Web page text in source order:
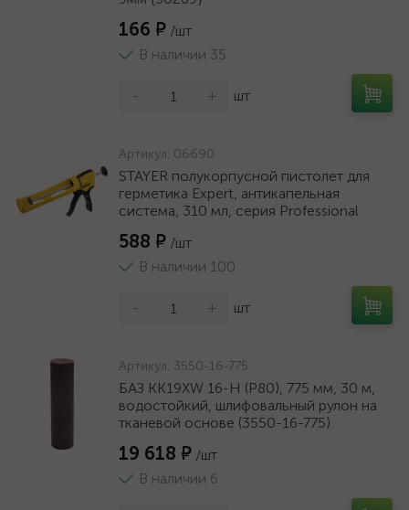
166 ₽ /шт
В наличии 35
- + шт
Артикул: 06690
STAYER полукорпусной пистолет для
герметика Expert, антикапельная
система, 310 мл, серия Professional
588 ₽ /шт
В наличии 100
- + шт
Артикул: 3550-16-775
БАЗ KK19XW 16-H (Р80), 775 мм, 30 м,
водостойкий, шлифовальный рулон на
тканевой основе (3550-16-775)
19 618 ₽ /шт
В наличии 6